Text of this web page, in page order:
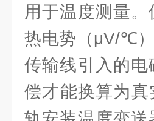
用于温度测量
热电势（μV/℃
传输线引入的
偿才能换算为真